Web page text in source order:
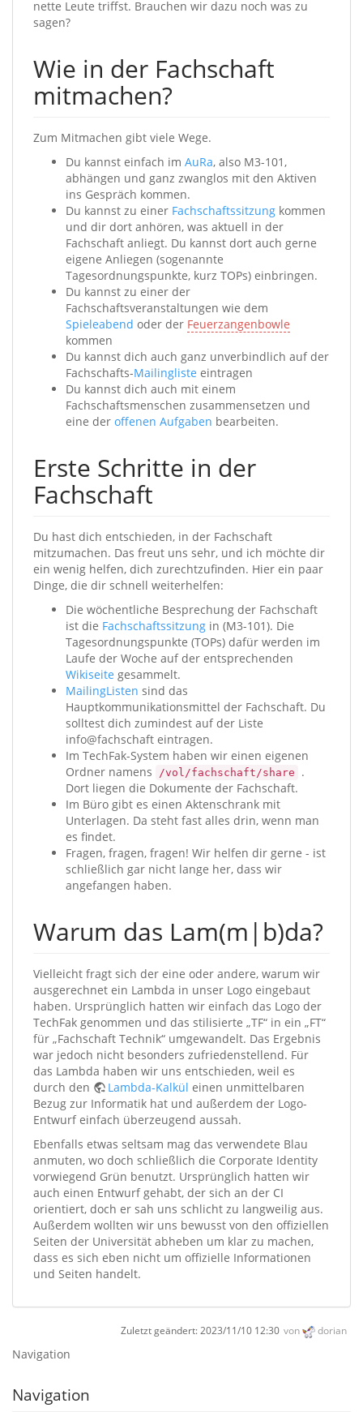
nette Leute triffst. Brauchen wir dazu noch was zu
sagen?
Wie in der Fachschaft
mitmachen?
Zum Mitmachen gibt viele Wege.
Du kannst einfach im AuRa, also M3-101,
abhängen und ganz zwanglos mit den Aktiven
ins Gespräch kommen.
Du kannst zu einer Fachschaftssitzung kommen
und dir dort anhören, was aktuell in der
Fachschaft anliegt. Du kannst dort auch gerne
eigene Anliegen (sogenannte
Tagesordnungspunkte, kurz TOPs) einbringen.
Du kannst zu einer der
Fachschaftsveranstaltungen wie dem
Spieleabend oder der Feuerzangenbowle
kommen
Du kannst dich auch ganz unverbindlich auf der
Fachschafts-Mailingliste eintragen
Du kannst dich auch mit einem
Fachschaftsmenschen zusammensetzen und
eine der offenen Aufgaben bearbeiten.
Erste Schritte in der
Fachschaft
Du hast dich entschieden, in der Fachschaft
mitzumachen. Das freut uns sehr, und ich möchte dir
ein wenig helfen, dich zurechtzufinden. Hier ein paar
Dinge, die dir schnell weiterhelfen:
Die wöchentliche Besprechung der Fachschaft
ist die Fachschaftssitzung in (M3-101). Die
Tagesordnungspunkte (TOPs) dafür werden im
Laufe der Woche auf der entsprechenden
Wikiseite gesammelt.
MailingListen sind das
Hauptkommunikationsmittel der Fachschaft. Du
solltest dich zumindest auf der Liste
info@fachschaft eintragen.
Im TechFak-System haben wir einen eigenen
Ordner namens
/vol/fachschaft/share
.
Dort liegen die Dokumente der Fachschaft.
Im Büro gibt es einen Aktenschrank mit
Unterlagen. Da steht fast alles drin, wenn man
es findet.
Fragen, fragen, fragen! Wir helfen dir gerne - ist
schließlich gar nicht lange her, dass wir
angefangen haben.
Warum das Lam(m|b)da?
Vielleicht fragt sich der eine oder andere, warum wir
ausgerechnet ein Lambda in unser Logo eingebaut
haben. Ursprünglich hatten wir einfach das Logo der
TechFak genommen und das stilisierte „TF“ in ein „FT“
für „Fachschaft Technik“ umgewandelt. Das Ergebnis
war jedoch nicht besonders zufriedenstellend. Für
das Lambda haben wir uns entschieden, weil es
durch den
Lambda-Kalkül einen unmittelbaren
Bezug zur Informatik hat und außerdem der Logo-
Entwurf einfach überzeugend aussah.
Ebenfalls etwas seltsam mag das verwendete Blau
anmuten, wo doch schließlich die Corporate Identity
vorwiegend Grün benutzt. Ursprünglich hatten wir
auch einen Entwurf gehabt, der sich an der CI
orientiert, doch er sah uns schlicht zu langweilig aus.
Außerdem wollten wir uns bewusst von den offiziellen
Seiten der Universität abheben um klar zu machen,
dass es sich eben nicht um offizielle Informationen
und Seiten handelt.
Zuletzt geändert: 2023/11/10 12:30 von dorian
Navigation
Navigation